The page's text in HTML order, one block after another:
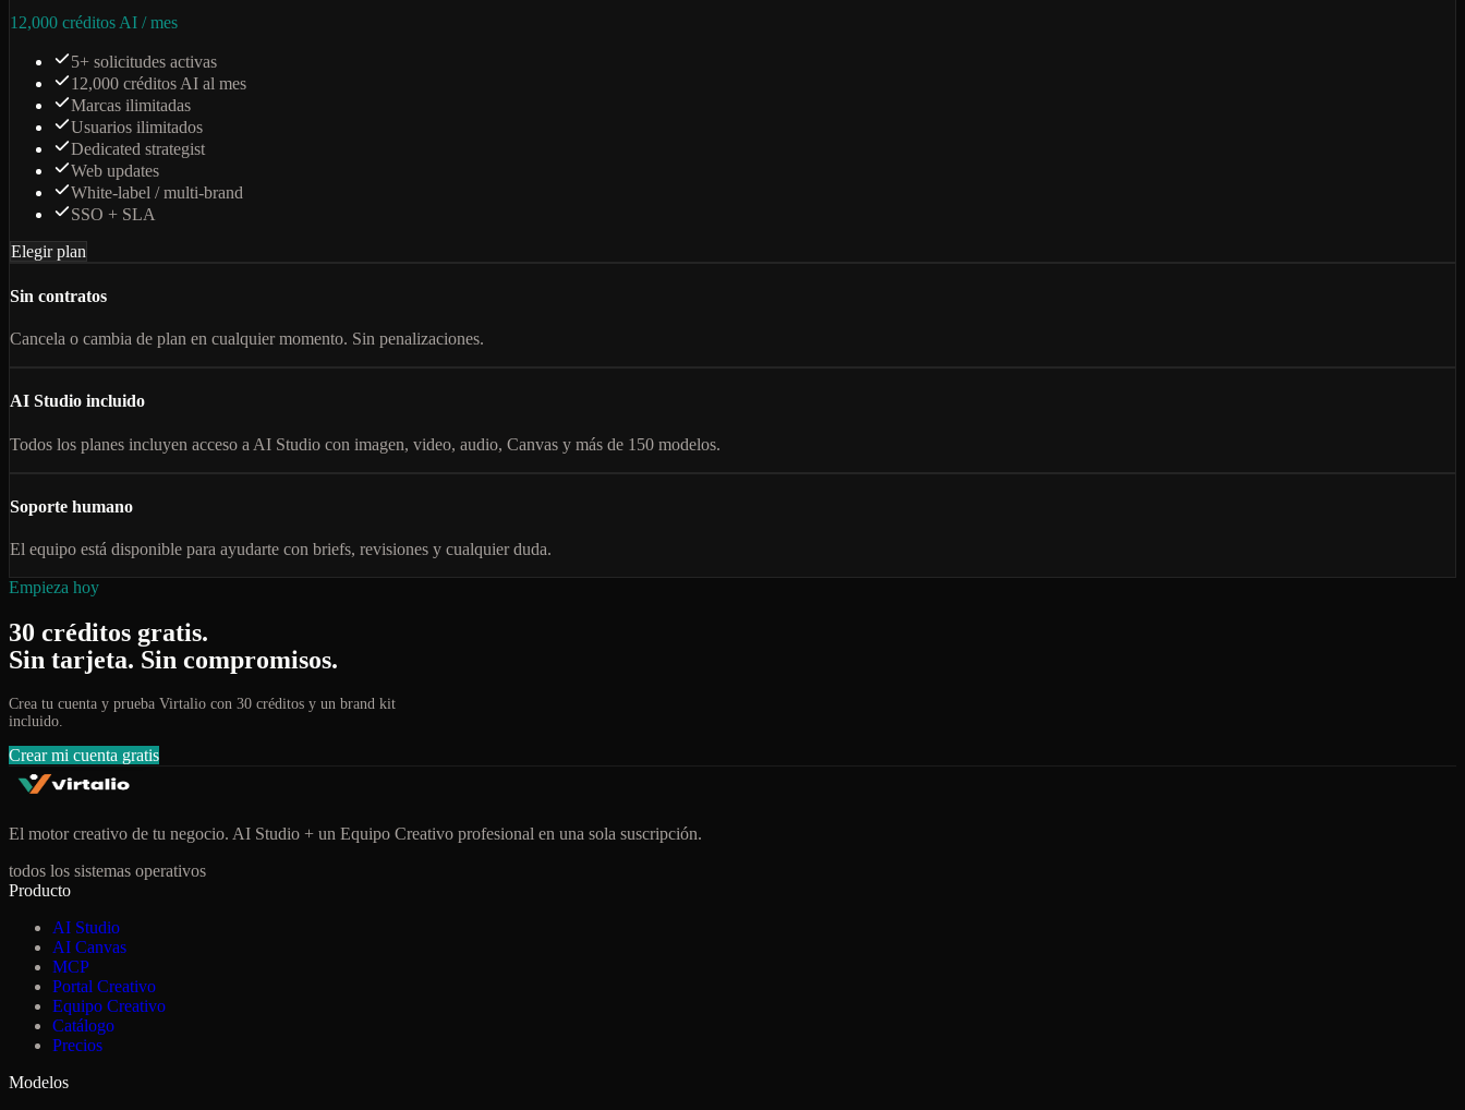
12,000 créditos AI / mes
5+ solicitudes activas
12,000 créditos AI al mes
Marcas ilimitadas
Usuarios ilimitados
Dedicated strategist
Web updates
White-label / multi-brand
SSO + SLA
Elegir plan
Sin contratos
Cancela o cambia de plan en cualquier momento. Sin penalizaciones.
AI Studio incluido
Todos los planes incluyen acceso a AI Studio con imagen, video, audio, Canvas y más de 150 modelos.
Soporte humano
El equipo está disponible para ayudarte con briefs, revisiones y cualquier duda.
Empieza hoy
30 créditos gratis.
Sin tarjeta. Sin compromisos.
Crea tu cuenta y prueba Virtalio con 30 créditos y un brand kit
incluido.
Crear mi cuenta gratis
El motor creativo de tu negocio. AI Studio + un Equipo Creativo profesional en una sola suscripción.
todos los sistemas operativos
Producto
AI Studio
AI Canvas
MCP
Portal Creativo
Equipo Creativo
Catálogo
Precios
Modelos